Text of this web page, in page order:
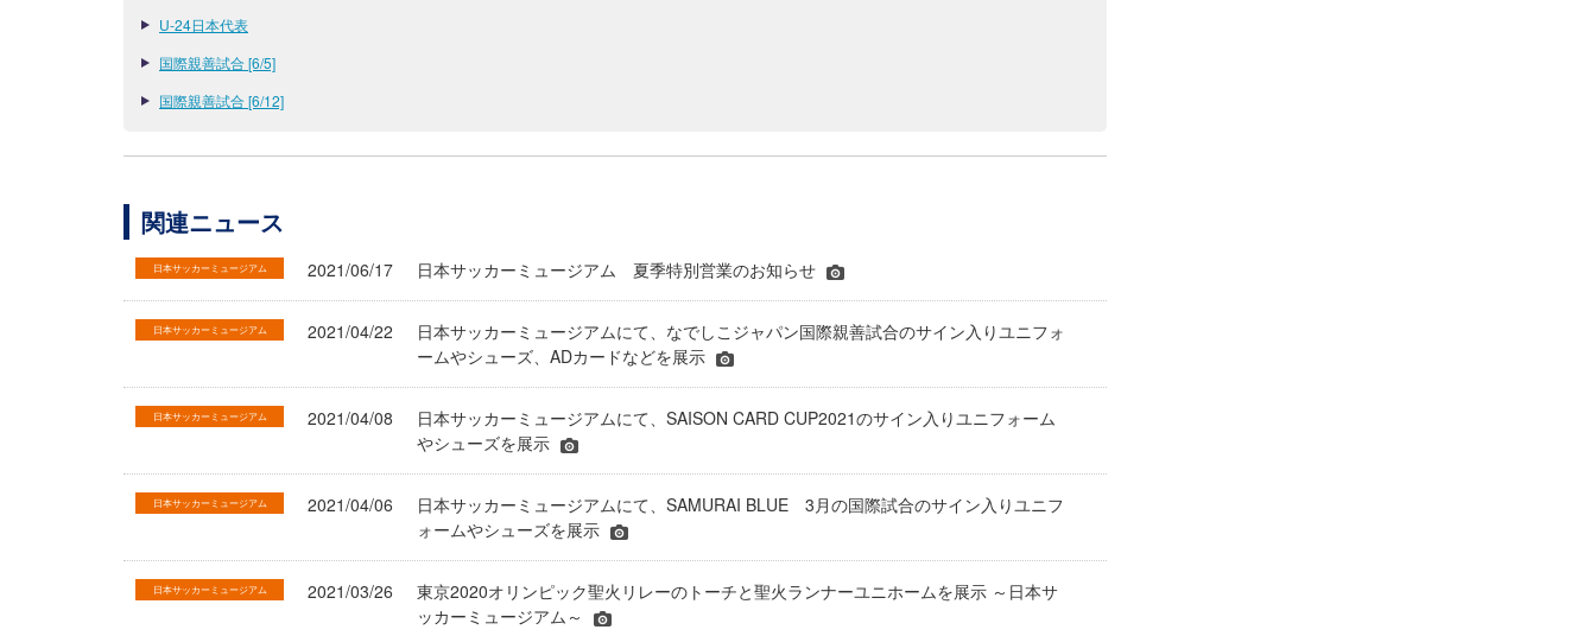
U-24日本代表
国際親善試合 [6/5]
国際親善試合 [6/12]
関連ニュース
日本サッカーミュージアム 2021/06/17 日本サッカーミュージアム 夏季特別営業のお知らせ
日本サッカーミュージアム 2021/04/22
日本サッカーミュージアムにて、なでしこジャパン国際親善試合のサイン入りユニフォ
ームやシューズ、ADカードなどを展示
日本サッカーミュージアム 2021/04/08
日本サッカーミュージアムにて、SAISON CARD CUP2021のサイン入りユニフォーム
やシューズを展示
日本サッカーミュージアム 2021/04/06
日本サッカーミュージアムにて、SAMURAI BLUE 3月の国際試合のサイン入りユニフ
ォームやシューズを展示
日本サッカーミュージアム 2021/03/26
東京2020オリンピック聖火リレーのトーチと聖火ランナーユニホームを展示 ～日本サ
ッカーミュージアム～